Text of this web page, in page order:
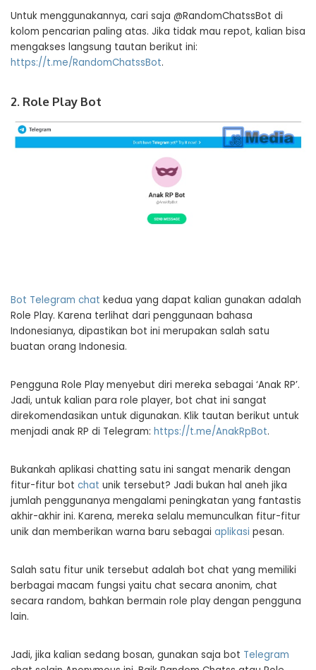
Untuk menggunakannya, cari saja @RandomChatssBot di
kolom pencarian paling atas. Jika tidak mau repot, kalian bisa
mengakses langsung tautan berikut ini:
https://t.me/RandomChatssBot.
2. Role Play Bot
Bot Telegram chat kedua yang dapat kalian gunakan adalah
Role Play. Karena terlihat dari penggunaan bahasa
Indonesianya, dipastikan bot ini merupakan salah satu
buatan orang Indonesia.
Pengguna Role Play menyebut diri mereka sebagai ‘Anak RP’.
Jadi, untuk kalian para role player, bot chat ini sangat
direkomendasikan untuk digunakan. Klik tautan berikut untuk
menjadi anak RP di Telegram: https://t.me/AnakRpBot.
Bukankah aplikasi chatting satu ini sangat menarik dengan
fitur-fitur bot chat unik tersebut? Jadi bukan hal aneh jika
jumlah penggunanya mengalami peningkatan yang fantastis
akhir-akhir ini. Karena, mereka selalu memunculkan fitur-fitur
unik dan memberikan warna baru sebagai aplikasi pesan.
Salah satu fitur unik tersebut adalah bot chat yang memiliki
berbagai macam fungsi yaitu chat secara anonim, chat
secara random, bahkan bermain role play dengan pengguna
lain.
Jadi, jika kalian sedang bosan, gunakan saja bot Telegram